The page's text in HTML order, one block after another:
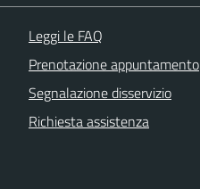
Leggi le FAQ
Prenotazione appuntamento
Segnalazione disservizio
Richiesta assistenza